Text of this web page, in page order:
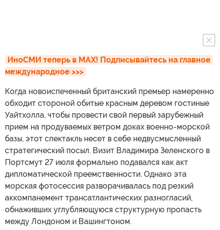
ИноСМИ теперь в MAX! Подписывайтесь на главное
международное >>>
Когда новоиспеченный британский премьер намеренно
обходит стороной обитые красным деревом гостиные
Уайтхолла, чтобы провести свой первый зарубежный
прием на продуваемых ветром доках военно-морской
базы, этот спектакль несет в себе недвусмысленный
стратегический посыл. Визит Владимира Зеленского в
Портсмут 27 июля формально подавался как акт
дипломатической преемственности. Однако эта
морская фотосессия разворачивалась под резкий
аккомпанемент трансатлантических разногласий,
обнаживших углубляющуюся структурную пропасть
между Лондоном и Вашингтоном.